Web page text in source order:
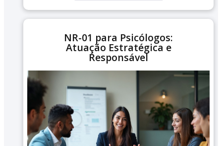
NR-01 para Psicólogos:
Atuação Estratégica e
Responsável